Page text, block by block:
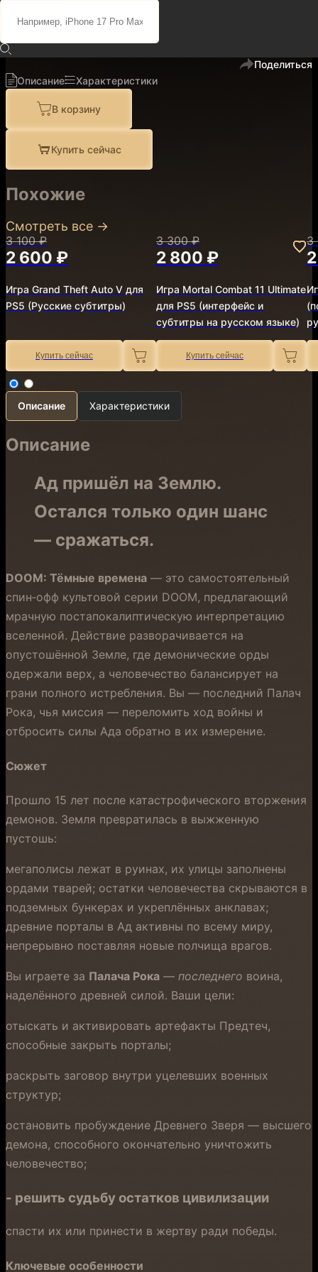
11 800 ₽10 000 ₽
Поделиться
Описание
Характеристики
В корзину
Купить сейчас
Похожие
Смотреть все →
3 100 ₽
2 600 ₽
Игра Grand Theft Auto V для
PS5 (Русские субтитры)
Купить сейчас
3 300 ₽
2 800 ₽
Игра Mortal Combat 11 Ultimate
для PS5 (интерфейс и
субтитры на русском языке)
Купить сейчас
3
Описание Характеристики
Описание
Ад пришёл на Землю.
Остался только один шанс
— сражаться.
DOOM: Тёмные времена — это самостоятельный
спин‑офф культовой серии DOOM, предлагающий
мрачную постапокалиптическую интерпретацию
вселенной. Действие разворачивается на
опустошённой Земле, где демонические орды
одержали верх, а человечество балансирует на
грани полного истребления. Вы — последний Палач
Рока, чья миссия — переломить ход войны и
отбросить силы Ада обратно в их измерение.
Сюжет
Прошло 15 лет после катастрофического вторжения
демонов. Земля превратилась в выжженную
пустошь:
мегаполисы лежат в руинах, их улицы заполнены
ордами тварей; остатки человечества скрываются в
подземных бункерах и укреплённых анклавах;
древние порталы в Ад активны по всему миру,
непрерывно поставляя новые полчища врагов.
Вы играете за Палача Рока — последнего воина,
наделённого древней силой. Ваши цели:
отыскать и активировать артефакты Предтеч,
способные закрыть порталы;
раскрыть заговор внутри уцелевших военных
структур;
остановить пробуждение Древнего Зверя — высшего
демона, способного окончательно уничтожить
человечество;
- решить судьбу остатков цивилизации
спасти их или принести в жертву ради победы.
Ключевые особенности